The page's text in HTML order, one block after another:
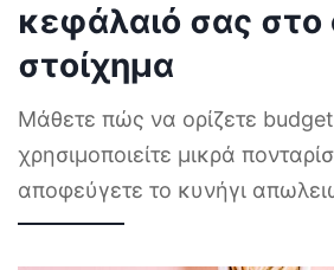
κεφάλαιό σας στο
στοίχημα
Μάθετε πώς να ορίζετε
χρησιμοποιείτε μικρά
αποφεύγετε το κυνήγι